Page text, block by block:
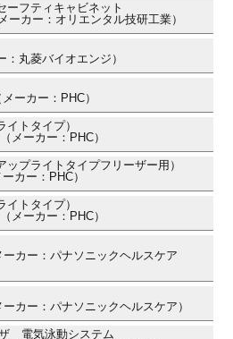
フティキャビネット
カー：オリエンタル技研工業）
丸菱バイオエンジ）
ーカー：PHC）
トタイプ）
メーカー：PHC）
プライトタイプフリーザー用）
カー：PHC）
トタイプ）
メーカー：PHC）
カー：パナソニックヘルスケア
カー：パナソニックヘルスケア）
電気泳動システム